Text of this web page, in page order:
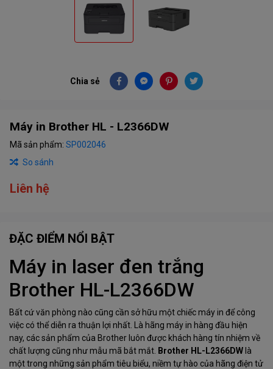
Chia sẻ
Máy in Brother HL - L2366DW
Mã sản phẩm: SP002046
So sánh
Liên hệ
ĐẶC ĐIỂM NỔI BẬT
Máy in laser đen trắng
Brother HL-L2366DW
Bất cứ văn phòng nào cũng cần sở hữu một chiếc máy in để công
việc có thể diễn ra thuận lợi nhất. Là hãng máy in hàng đầu hiện
nay, các sản phẩm của Brother luôn được khách hàng tín nhiệm về
chất lượng cũng như mẫu mã bắt mắt. Brother HL-L2366DW là
một trong những sản phẩm tiêu biểu, niềm tự hào của hãng điện tử